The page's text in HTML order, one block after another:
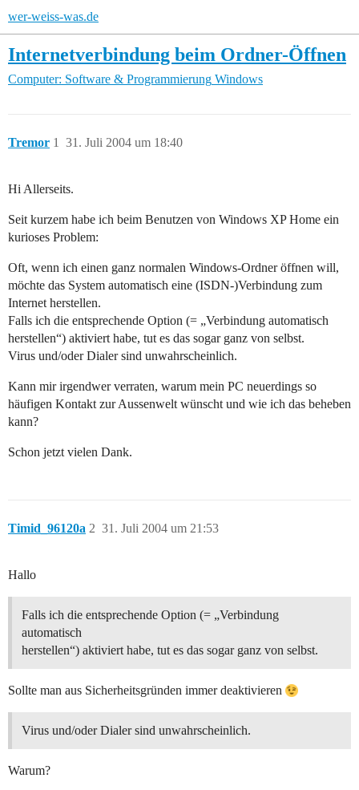
wer-weiss-was.de
Internetverbindung beim Ordner-Öffnen
Computer: Software & Programmierung Windows
Tremor 31. Juli 2004 um 18:40
1
Hi Allerseits.
Seit kurzem habe ich beim Benutzen von Windows XP Home ein
kurioses Problem:
Oft, wenn ich einen ganz normalen Windows-Ordner öffnen will,
möchte das System automatisch eine (ISDN-)Verbindung zum
Internet herstellen.
Falls ich die entsprechende Option (= „Verbindung automatisch
herstellen“) aktiviert habe, tut es das sogar ganz von selbst.
Virus und/oder Dialer sind unwahrscheinlich.
Kann mir irgendwer verraten, warum mein PC neuerdings so
häufigen Kontakt zur Aussenwelt wünscht und wie ich das beheben
kann?
Schon jetzt vielen Dank.
Timid_96120a 31. Juli 2004 um 21:53
2
Hallo
Falls ich die entsprechende Option (= „Verbindung
automatisch
herstellen“) aktiviert habe, tut es das sogar ganz von selbst.
Sollte man aus Sicherheitsgründen immer deaktivieren
Virus und/oder Dialer sind unwahrscheinlich.
Warum?